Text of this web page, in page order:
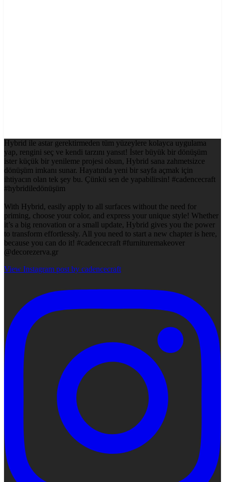
Hybrid ile astar gerektirmeden tüm yüzeylere kolayca uygulama
yap, rengini seç ve kendi tarzını yansıt! İster büyük bir dönüşüm
ister küçük bir yenileme projesi olsun, Hybrid sana zahmetsizce
dönüşüm imkanı sunar. Hayatında yeni bir sayfa açmak için
ihtiyacın olan tek şey bu. Çünkü sen de yapabilirsin! #cadencecraft
#hybridiledönüşüm
With Hybrid, easily apply to all surfaces without the need for
priming, choose your color, and express your unique style! Whether
it’s a big renovation or a small update, Hybrid gives you the power
to transform effortlessly. All you need to start a new chapter is here,
because you can do it! #cadencecraft #furnituremakeover
@decorezerva.gr
View Instagram post by cadencecraft